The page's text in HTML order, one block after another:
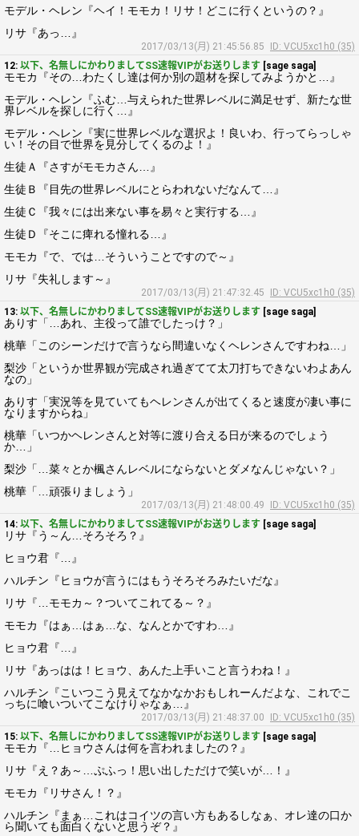
モデル・ヘレン『ヘイ！モモカ！リサ！どこに行くというの？』
リサ『あっ…』
2017/03/13(月) 21:45:56.85
ID: VCU5xc1h0 (35)
12: 以下、名無しにかわりましてSS速報VIPがお送りします [sage saga]
モモカ『その…わたくし達は何か別の題材を探してみようかと…』
モデル・ヘレン『ふむ…与えられた世界レベルに満足せず、新たな世
界レベルを探しに行く…』
モデル・ヘレン『実に世界レベルな選択よ！良いわ、行ってらっしゃ
い！その目で世界を見分してくるのよ！』
生徒Ａ『さすがモモカさん…』
生徒Ｂ『目先の世界レベルにとらわれないだなんて…』
生徒Ｃ『我々には出来ない事を易々と実行する…』
生徒Ｄ『そこに痺れる憧れる…』
モモカ『で、では…そういうことですので～』
リサ『失礼します～』
2017/03/13(月) 21:47:32.45
ID: VCU5xc1h0 (35)
13: 以下、名無しにかわりましてSS速報VIPがお送りします [sage saga]
ありす「…あれ、主役って誰でしたっけ？」
桃華「このシーンだけで言うなら間違いなくヘレンさんですわね…」
梨沙「というか世界観が完成され過ぎてて太刀打ちできないわよあん
なの」
ありす「実況等を見ていてもヘレンさんが出てくると速度が凄い事に
なりますからね」
桃華「いつかヘレンさんと対等に渡り合える日が来るのでしょう
か…」
梨沙「…菜々とか楓さんレベルにならないとダメなんじゃない？」
桃華「…頑張りましょう」
2017/03/13(月) 21:48:00.49
ID: VCU5xc1h0 (35)
14: 以下、名無しにかわりましてSS速報VIPがお送りします [sage saga]
リサ『う～ん…そろそろ？』
ヒョウ君『…』
ハルチン『ヒョウが言うにはもうそろそろみたいだな』
リサ『…モモカ～？ついてこれてる～？』
モモカ『はぁ…はぁ…な、なんとかですわ…』
ヒョウ君『…』
リサ『あっはは！ヒョウ、あんた上手いこと言うわね！』
ハルチン『こいつこう見えてなかなかおもしれーんだよな、これでこ
っちに喰いついてこなけりゃなぁ…』
2017/03/13(月) 21:48:37.00
ID: VCU5xc1h0 (35)
15: 以下、名無しにかわりましてSS速報VIPがお送りします [sage saga]
モモカ『…ヒョウさんは何を言われましたの？』
リサ『え？あ～…ぷふっ！思い出しただけで笑いが…！』
モモカ『リサさん！？』
ハルチン『まぁ…これはコイツの言い方もあるしなぁ、オレ達の口か
ら聞いても面白くないと思うぞ？』